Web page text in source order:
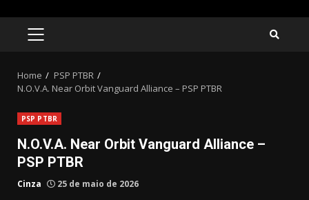
PRIMARY
Home
PSP PTBR
N.O.V.A. Near Orbit Vanguard Alliance – PSP PTBR
PSP PTBR
N.O.V.A. Near Orbit Vanguard Alliance –
PSP PTBR
Cinza 25 de maio de 2026